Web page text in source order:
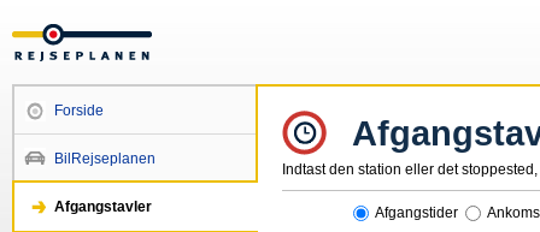
Forside
BilRejseplanen
Afgangstavler
Indtast den station eller det
Afgangstider